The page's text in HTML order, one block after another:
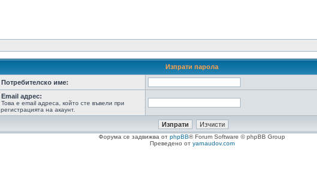
Изпрати парола
Потребителско име:
Email адрес:
Това е email адреса, който сте въвели при
регистрацията на акаунт.
Форума се задвижва от phpBB® Forum Software © phpBB Group
Преведено от yarnaudov.com